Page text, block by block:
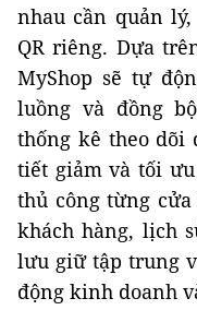
nhau cần quản
QR riêng. Dựa
MyShop sẽ tự
luồng và đồng
thống kê theo dõi
tiết giảm và tối
thủ công từng
khách hàng, lịch
lưu giữ tập trung
động kinh doanh